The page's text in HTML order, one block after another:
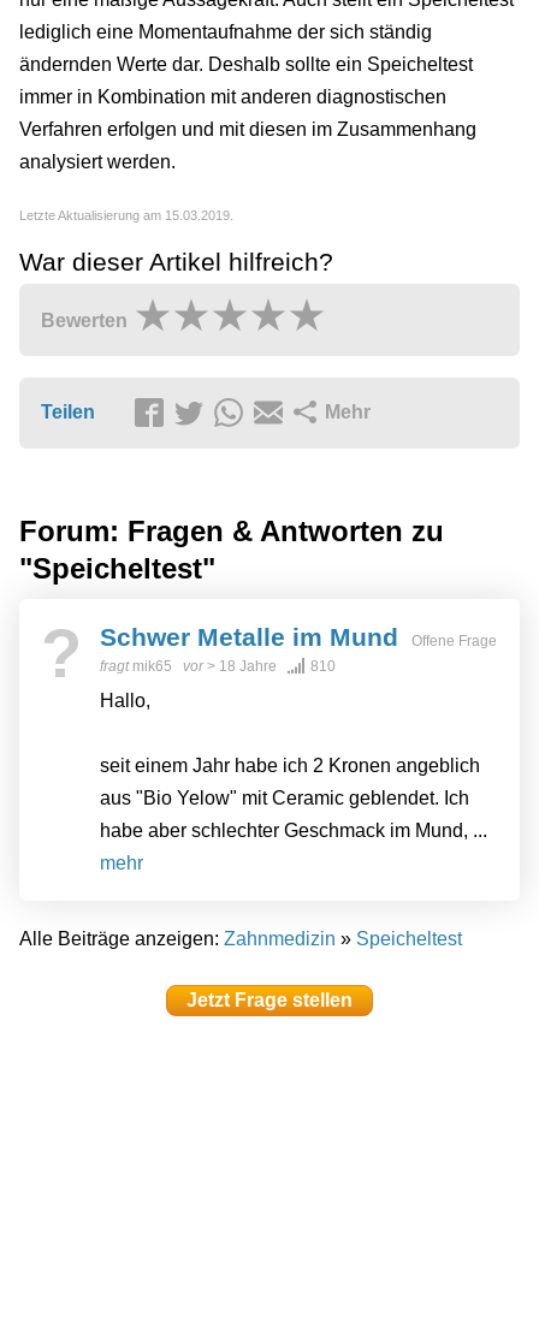
lediglich eine Momentaufnahme der sich ständig
ändernden Werte dar. Deshalb sollte ein Speicheltest
immer in Kombination mit anderen diagnostischen
Verfahren erfolgen und mit diesen im Zusammenhang
analysiert werden.
Letzte Aktualisierung am 15.03.2019.
War dieser Artikel hilfreich?
Bewerten
Teilen Mehr
Forum: Fragen & Antworten zu
"Speicheltest"
? Schwer Metalle im Mund
Offene Frage
fragt mik65 vor> 18 Jahre 810
Hallo,
seit einem Jahr habe ich 2 Kronen angeblich
aus "Bio Yelow" mit Ceramic geblendet. Ich
habe aber schlechter Geschmack im Mund, ...
mehr
Alle Beiträge anzeigen: Zahnmedizin » Speicheltest
Jetzt Frage stellen